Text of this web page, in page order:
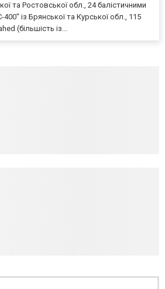
та Ростовської обл., 24 балістичними
із Брянської та Курської обл., 115
(більшість із...